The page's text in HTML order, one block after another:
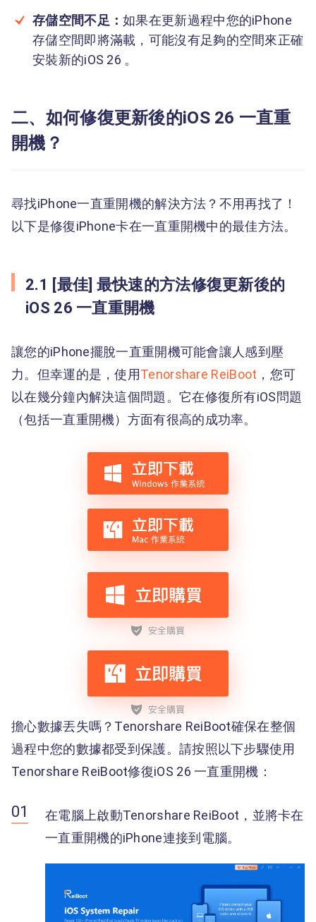
存儲空間不足：如果在更新過程中您的iPhone
存儲空間即將滿載，可能沒有足夠的空間來正確
安裝新的iOS 26 。
二、如何修復更新後的iOS 26 一直重
開機？
尋找iPhone一直重開機的解決方法？不用再找了！
以下是修復iPhone卡在一直重開機中的最佳方法。
2.1 [最佳] 最快速的方法修復更新後的
iOS 26 一直重開機
讓您的iPhone擺脫一直重開機可能會讓人感到壓
力。但幸運的是，使用Tenorshare ReiBoot ，您可
以在幾分鐘內解決這個問題。它在修復所有iOS問題
（包括一直重開機）方面有很高的成功率。
擔心數據丟失嗎？Tenorshare ReiBoot確保在整個
過程中您的數據都受到保護。請按照以下步驟使用
Tenorshare ReiBoot修復iOS 26 一直重開機：
在電腦上啟動Tenorshare ReiBoot，並將卡在
一直重開機的iPhone連接到電腦。